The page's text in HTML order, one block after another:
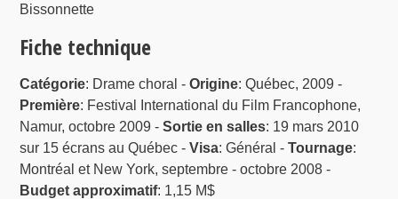
Bissonnette
Fiche technique
Catégorie: Drame choral -Origine: Québec, 2009 -
Première: Festival International du Film Francophone,
Namur, octobre 2009 -Sortie en salles: 19 mars 2010
sur 15 écrans au Québec -Visa: Général -Tournage:
Montréal et New York, septembre - octobre 2008 -
Budget approximatif: 1,15 M$